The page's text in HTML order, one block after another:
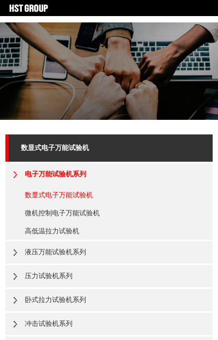
数显式电子万能试验机
电子万能试验机系列
数显式电子万能试验机
微机控制电子万能试验机
高低温拉力试验机
液压万能试验机系列
压力试验机系列
卧式拉力试验机系列
冲击试验机系列